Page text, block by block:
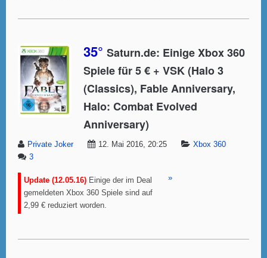
35° Saturn.de: Einige Xbox 360
Spiele für 5 € + VSK (Halo 3
(Classics), Fable Anniversary,
Halo: Combat Evolved
Anniversary)
Private Joker 12. Mai 2016, 20:25
Xbox 360
3
Update (12.05.16) Einige der im Deal
gemeldeten Xbox 360 Spiele sind auf
2,99 € reduziert worden.
»